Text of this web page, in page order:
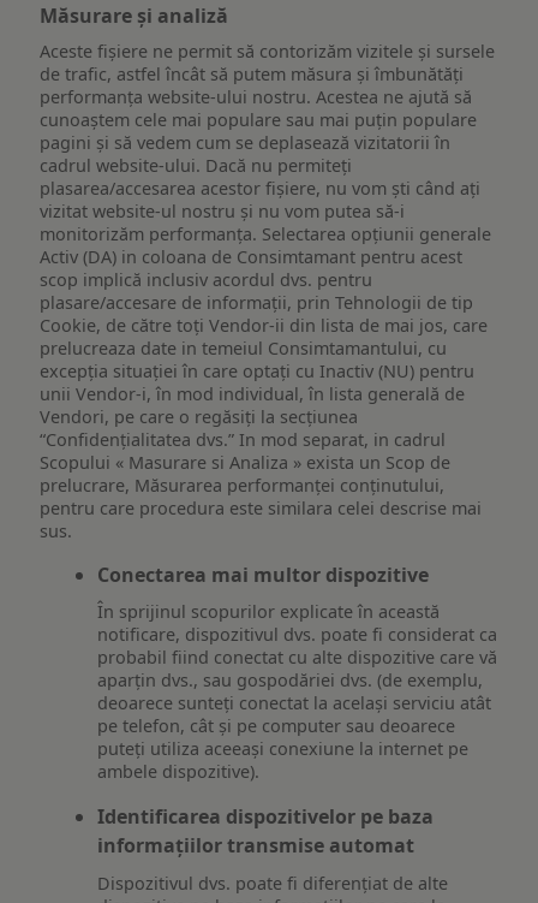
Măsurare și analiză
Aceste fișiere ne permit să contorizăm vizitele și sursele
de trafic, astfel încât să putem măsura și îmbunătăți
performanța website-ului nostru. Acestea ne ajută să
cunoaștem cele mai populare sau mai puțin populare
pagini și să vedem cum se deplasează vizitatorii în
cadrul website-ului. Dacă nu permiteți
plasarea/accesarea acestor fișiere, nu vom ști când ați
vizitat website-ul nostru și nu vom putea să-i
monitorizăm performanța. Selectarea opțiunii generale
Activ (DA) in coloana de Consimtamant pentru acest
scop implică inclusiv acordul dvs. pentru
plasare/accesare de informații, prin Tehnologii de tip
Cookie, de către toți Vendor-ii din lista de mai jos, care
prelucreaza date in temeiul Consimtamantului, cu
excepția situației în care optați cu Inactiv (NU) pentru
unii Vendor-i, în mod individual, în lista generală de
Vendori, pe care o regăsiți la secțiunea
“Confidențialitatea dvs.” In mod separat, in cadrul
Scopului « Masurare si Analiza » exista un Scop de
prelucrare, Măsurarea performanței conținutului,
pentru care procedura este similara celei descrise mai
sus.
Conectarea mai multor dispozitive
În sprijinul scopurilor explicate în această
notificare, dispozitivul dvs. poate fi considerat ca
probabil fiind conectat cu alte dispozitive care vă
aparțin dvs., sau gospodăriei dvs. (de exemplu,
deoarece sunteți conectat la același serviciu atât
pe telefon, cât și pe computer sau deoarece
puteți utiliza aceeași conexiune la internet pe
ambele dispozitive).
Identificarea dispozitivelor pe baza
informațiilor transmise automat
Dispozitivul dvs. poate fi diferențiat de alte